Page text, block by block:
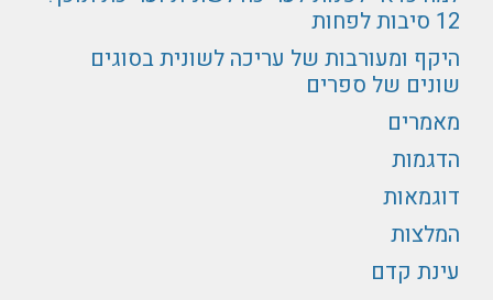
12 סיבות לפחות
היקף ומעורבות של עריכה לשונית בסוגים
שונים של ספרים
מאמרים
הדגמות
דוגמאות
המלצות
עינת קדם